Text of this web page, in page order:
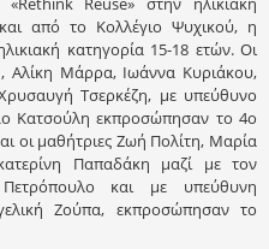
από το Κολλέγιο Ψυχικού, η
κατηγορία 15-18 ετών. Οι
Αλίκη Μάρρα, Ιωάννα Κυριάκου,
Τσερκέζη, με υπεύθυνο
Κατσούλη εκπροσώπησαν το 4ο
οι μαθήτριες Ζωή Πολίτη, Μαρία
Παπαδάκη μαζί με τον
και με υπεύθυνη
Ζούπα, εκπροσώπησαν το